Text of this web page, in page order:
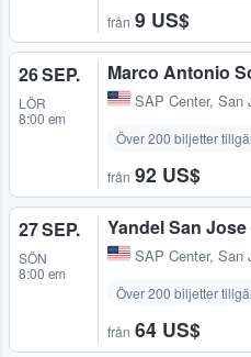
från 9 US$
26 SEP.
LÖR
8:00 em
Marco Antonio
SAP Center, San
Över 200 biljetter
från 92 US$
27 SEP.
SÖN
8:00 em
Yandel San Jose
SAP Center, San
Över 200 biljetter
från 64 US$